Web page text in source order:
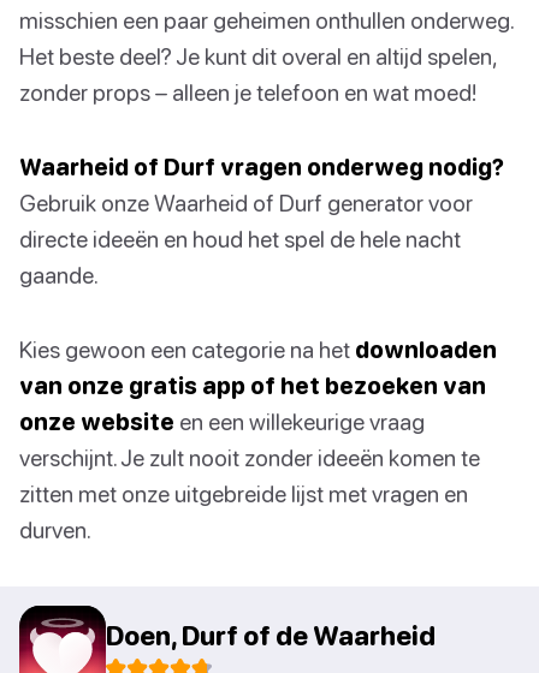
misschien een paar geheimen onthullen onderweg.
Het beste deel? Je kunt dit overal en altijd spelen,
zonder props – alleen je telefoon en wat moed!
Waarheid of Durf vragen onderweg nodig?
Gebruik onze Waarheid of Durf generator voor
directe ideeën en houd het spel de hele nacht
gaande.
Kies gewoon een categorie na het downloaden
van onze gratis app of het bezoeken van
onze website en een willekeurige vraag
verschijnt. Je zult nooit zonder ideeën komen te
zitten met onze uitgebreide lijst met vragen en
durven.
Doen, Durf of de Waarheid